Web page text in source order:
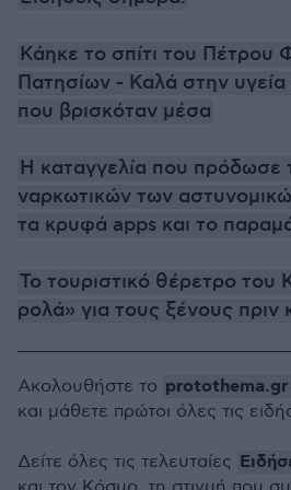
Κάηκε το σπίτι του Πέτρου
Πατησίων - Καλά στην
που βρισκόταν μέσα
Η καταγγελία που πρόδωσε
ναρκωτικών των
τα κρυφά apps και το
Το τουριστικό θέρετρο του
ρολά» για τους ξένους πριν
Ακολουθήστε το
και μάθετε πρώτοι όλες τις
Δείτε όλες τις τελευταίες